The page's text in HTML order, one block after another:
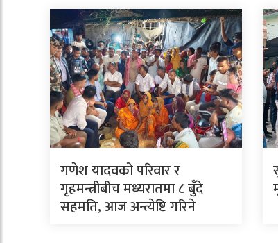
गणेश यादवको परिवार र
गृहमन्त्रीबीच मध्यरातमा ८ बुँदे
सहमति, आज अन्त्येष्टि गरिने